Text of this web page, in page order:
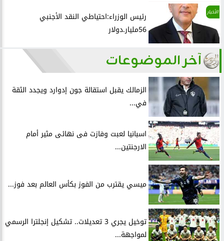
الأخبار
رئيس الوزراء:احتياطي النقد الأجنبي
56مليار.دولار
آخر الموضوعات
الزمالك يقبل استقالة جون إدوارد ويجدد الثقة
في...
اسبانيا لعبت وفازت فى نهائى مثير أمام
الارجنتين...
ميسي يقترب من الفوز بكأس العالم بعد فوز...
توخيل يجري 3 تعديلات.. تشكيل إنجلترا الرسمي
لمواجهة...